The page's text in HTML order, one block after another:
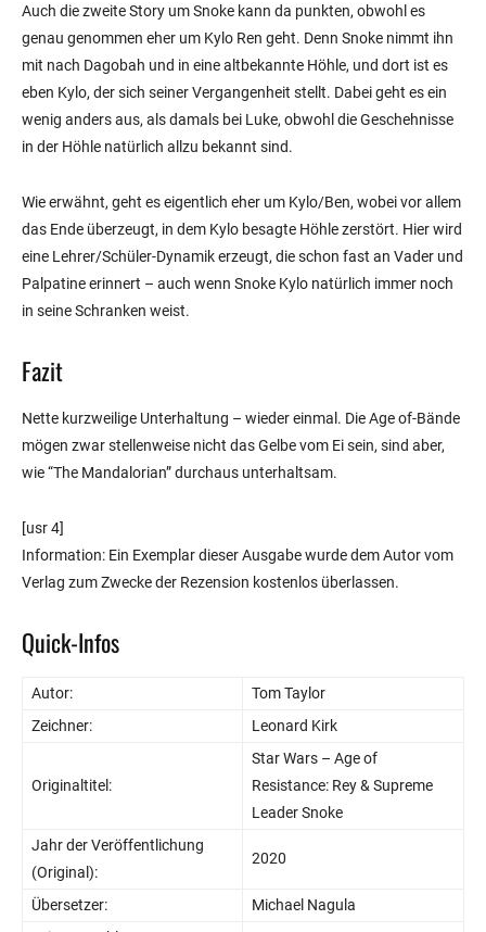
Auch die zweite Story um Snoke kann da punkten, obwohl es
genau genommen eher um Kylo Ren geht. Denn Snoke nimmt ihn
mit nach Dagobah und in eine altbekannte Höhle, und dort ist es
eben Kylo, der sich seiner Vergangenheit stellt. Dabei geht es ein
wenig anders aus, als damals bei Luke, obwohl die Geschehnisse
in der Höhle natürlich allzu bekannt sind.
Wie erwähnt, geht es eigentlich eher um Kylo/Ben, wobei vor allem
das Ende überzeugt, in dem Kylo besagte Höhle zerstört. Hier wird
eine Lehrer/Schüler-Dynamik erzeugt, die schon fast an Vader und
Palpatine erinnert – auch wenn Snoke Kylo natürlich immer noch
in seine Schranken weist.
Fazit
Nette kurzweilige Unterhaltung – wieder einmal. Die Age of-Bände
mögen zwar stellenweise nicht das Gelbe vom Ei sein, sind aber,
wie “The Mandalorian” durchaus unterhaltsam.
[usr 4]
Information: Ein Exemplar dieser Ausgabe wurde dem Autor vom
Verlag zum Zwecke der Rezension kostenlos überlassen.
Quick-Infos
Autor:
Tom Taylor
Zeichner:
Leonard Kirk
Originaltitel:
Star Wars – Age of
Resistance: Rey & Supreme
Leader Snoke
Jahr der Veröffentlichung
(Original):
2020
Übersetzer:
Michael Nagula